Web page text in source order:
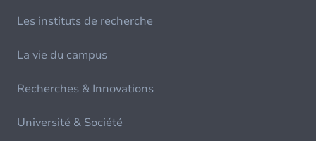
Les instituts de recherche
La vie du campus
Recherches & Innovations
Université & Société